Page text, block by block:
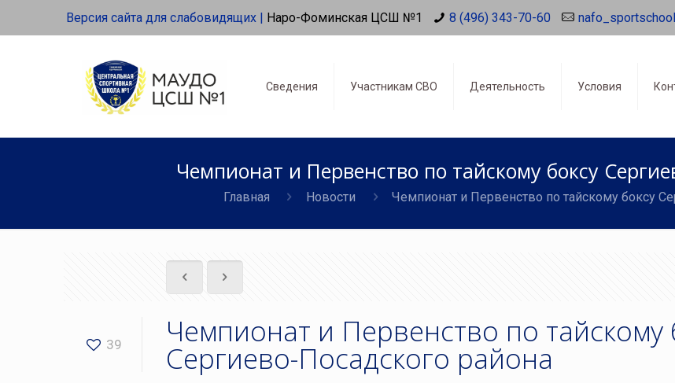
Версия сайта для слабовидящих | Наро-Фоминская ЦСШ №1 8 (496) 343-70-60
Сведения Участникам СВО Деятельность Условия
Чемпионат и Первенство по тайскому боксу
Главная Новости Чемпионат и Первенство по тайскому боксу
39 Чемпионат и Первенство по тайскому
Сергиево-Посадского района